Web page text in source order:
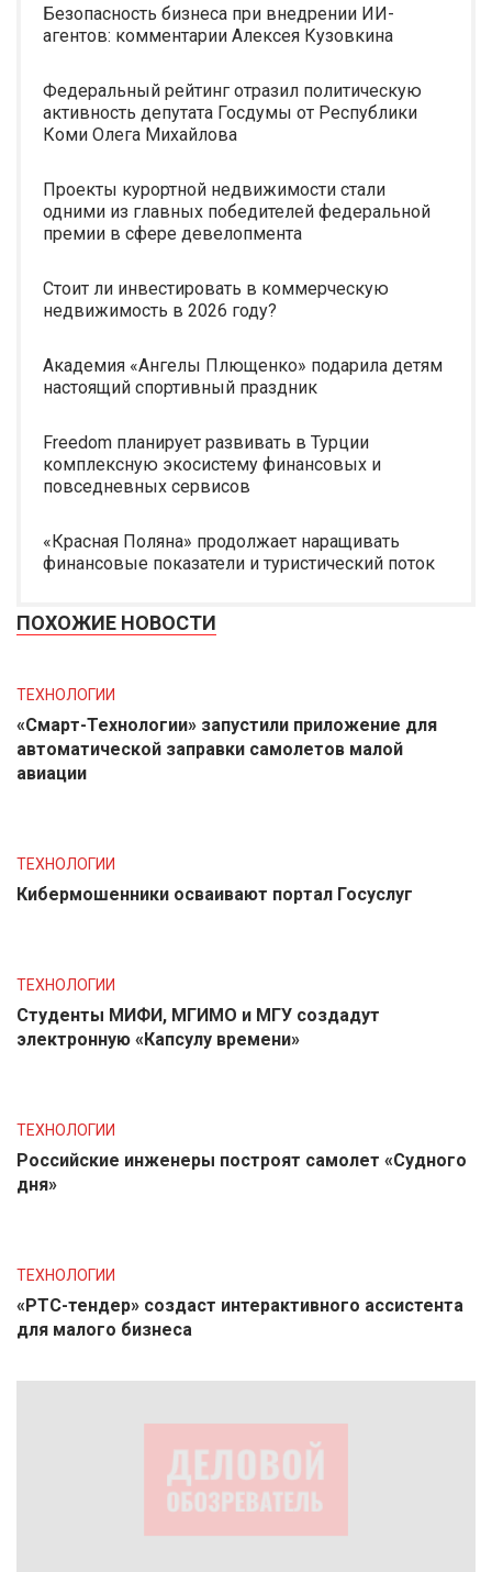
Безопасность бизнеса при внедрении ИИ-
агентов: комментарии Алексея Кузовкина
Федеральный рейтинг отразил политическую
активность депутата Госдумы от Республики
Коми Олега Михайлова
Проекты курортной недвижимости стали
одними из главных победителей федеральной
премии в сфере девелопмента
Стоит ли инвестировать в коммерческую
недвижимость в 2026 году?
Академия «Ангелы Плющенко» подарила детям
настоящий спортивный праздник
Freedom планирует развивать в Турции
комплексную экосистему финансовых и
повседневных сервисов
«Красная Поляна» продолжает наращивать
финансовые показатели и туристический поток
ПОХОЖИЕ НОВОСТИ
ТЕХНОЛОГИИ
«Смарт-Технологии» запустили приложение для
автоматической заправки самолетов малой
авиации
ТЕХНОЛОГИИ
Кибермошенники осваивают портал Госуслуг
ТЕХНОЛОГИИ
Студенты МИФИ, МГИМО и МГУ создадут
электронную «Капсулу времени»
ТЕХНОЛОГИИ
Российские инженеры построят самолет «Судного
дня»
ТЕХНОЛОГИИ
«РТС-тендер» создаст интерактивного ассистента
для малого бизнеса